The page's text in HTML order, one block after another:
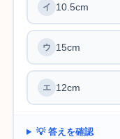
10.5cm
15cm
12cm
💡 答えを確認